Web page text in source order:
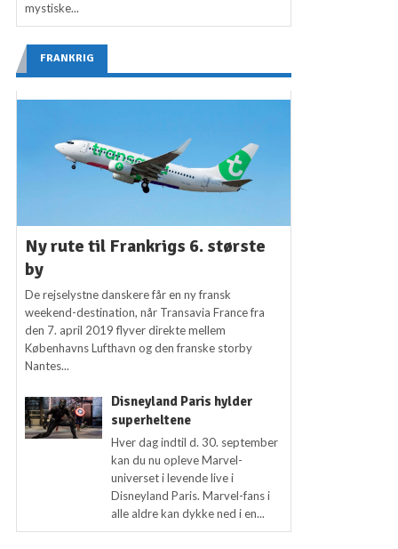
mystiske...
FRANKRIG
Ny rute til Frankrigs 6. største
by
De rejselystne danskere får en ny fransk
weekend-destination, når Transavia France fra
den 7. april 2019 flyver direkte mellem
Københavns Lufthavn og den franske storby
Nantes...
Disneyland Paris hylder
superheltene
Hver dag indtil d. 30. september
kan du nu opleve Marvel-
universet i levende live i
Disneyland Paris. Marvel-fans i
alle aldre kan dykke ned i en...